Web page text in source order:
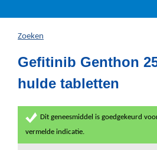
hier:
Zoeken
Gefitinib Genthon
hulde tabletten
Dit geneesmiddel is goedgekeurd
vermelde indicatie.